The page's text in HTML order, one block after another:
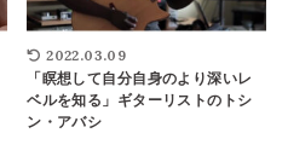
2022.03.09
「瞑想して自分自身のより深いレ
ベルを知る」ギターリストのトシ
ン・アバシ